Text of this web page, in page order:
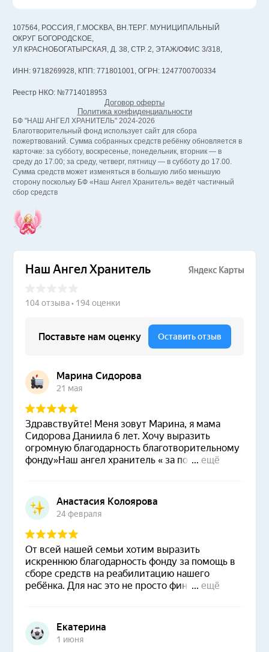
107564, РОССИЯ, Г.МОСКВА, ВН.ТЕР.Г. МУНИЦИПАЛЬНЫЙ
ОКРУГ БОГОРОДСКОЕ,
УЛ КРАСНОБОГАТЫРСКАЯ, Д. 38, СТР. 2, ЭТАЖ/ОФИС 3/318,
ИНН: 9718269928, КПП: 771801001, ОГРН: 1247700700334
Реестр НКО: №7714018953
Договор оферты
Политика конфиденциальности
БФ "НАШ АНГЕЛ ХРАНИТЕЛЬ" 2024-2026
Благотворительный фонд использует сайт для сбора
пожертвований. Сумма собранных средств ребёнку обновляется в
карточке: за субботу, воскресенье, понедельник, вторник — в
среду до 17.00; за среду, четверг, пятницу — в субботу до 17.00.
Сумма средств может изменяться в большую либо меньшую
сторону поскольку БФ «Наш Ангел Хранитель» ведёт частичный
сбор средств